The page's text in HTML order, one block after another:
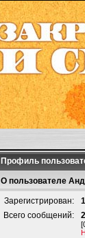
Профиль
О пользователе
Зарегистрирован:
Всего сообщений: